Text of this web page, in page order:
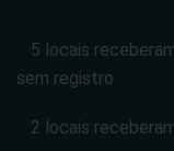
5 locais
sem registro
2 locais